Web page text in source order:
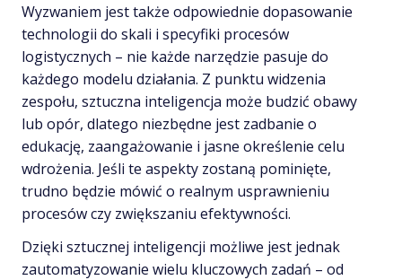
Wyzwaniem jest także odpowiednie dopasowanie
technologii do skali i specyfiki procesów
logistycznych – nie każde narzędzie pasuje do
każdego modelu działania. Z punktu widzenia
zespołu, sztuczna inteligencja może budzić obawy
lub opór, dlatego niezbędne jest zadbanie o
edukację, zaangażowanie i jasne określenie celu
wdrożenia. Jeśli te aspekty zostaną pominięte,
trudno będzie mówić o realnym usprawnieniu
procesów czy zwiększaniu efektywności.
Dzięki sztucznej inteligencji możliwe jest jednak
zautomatyzowanie wielu kluczowych zadań – od